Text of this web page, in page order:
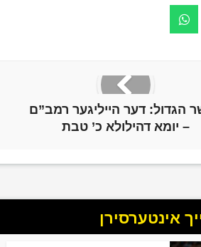
הגדול: דער הייליגער רמב”ם
– יומא דהילולא כ’ טבת
אינטערסירן